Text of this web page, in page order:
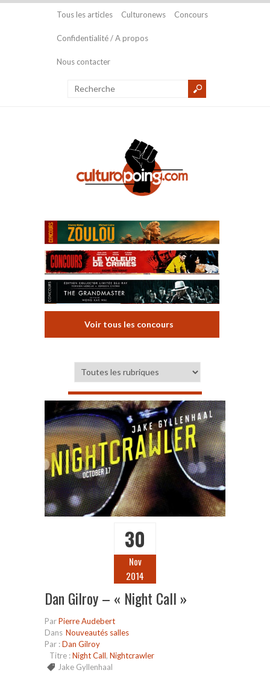
Tous les articles Culturonews Concours
Confidentialité / A propos
Nous contacter
Voir tous les concours
30
Nov
2014
Dan Gilroy – « Night Call »
ParPierre Audebert
Dans Nouveautés salles
Par :Dan Gilroy
Titre :Night Call, Nightcrawler
Jake Gyllenhaal